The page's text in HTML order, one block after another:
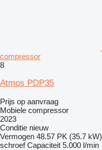
compressor
8
Atmos PDP35
Prijs op aanvraag
Mobiele compressor
2023
Conditie nieuw
Vermogen 48.57 PK (35.7 kW)
schroef Capaciteit 5.000 l/min